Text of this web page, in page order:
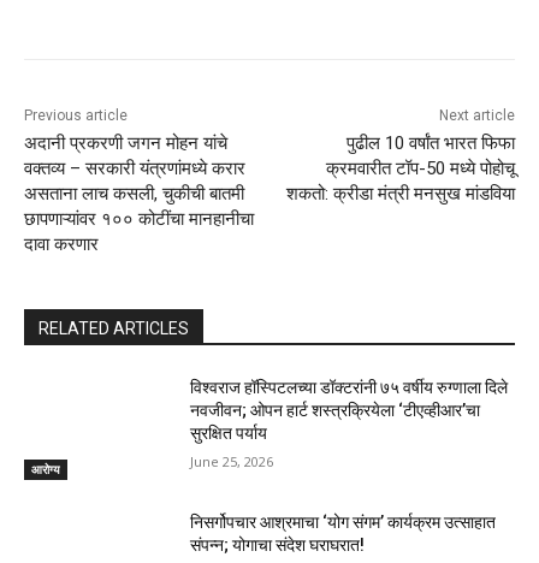
Previous article
अदानी प्रकरणी जगन मोहन यांचे
वक्तव्य – सरकारी यंत्रणांमध्ये करार
असताना लाच कसली, चुकीची बातमी
छापणाऱ्यांवर १०० कोटींचा मानहानीचा
दावा करणार
Next article
पुढील 10 वर्षांत भारत फिफा
क्रमवारीत टॉप-50 मध्ये पोहोचू
शकतो: क्रीडा मंत्री मनसुख मांडविया
RELATED ARTICLES
आरोग्य
विश्वराज हॉस्पिटलच्या डॉक्टरांनी ७५ वर्षीय रुग्णाला दिले
नवजीवन; ओपन हार्ट शस्त्रक्रियेला ‘टीएव्हीआर’चा
सुरक्षित पर्याय
June 25, 2026
निसर्गोपचार आश्रमाचा ‘योग संगम’ कार्यक्रम उत्साहात
संपन्न; योगाचा संदेश घराघरात!